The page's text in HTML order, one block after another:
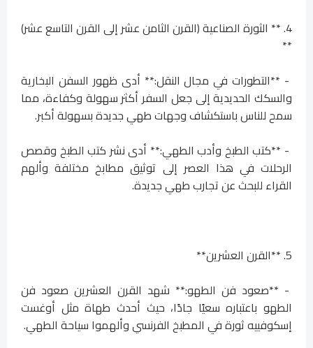
4. ** الثورة الصناعية (القرن الثامن عشر إلى القرن التاسع عشر)
**
- **التطورات في مجال النقل:** أدى ظهور السفن البخارية
والسكك الحديدية إلى جعل السفر أكثر سهولة وكفاءة، مما
سمح للناس باستكشاف وجهات طهي جديدة بسهولة أكبر.
- **كتب الطبخ وأدب الطهي:** أدى نشر كتب الطبخ وقصص
الرحلات في هذا العصر إلى توثيق مطابخ مختلفة وألهم
القراء للبحث عن تجارب طهي جديدة.
5. **القرن العشرين**
- **صعود فن الطهو:** شهد القرن العشرين صعود فن
الطهو باعتباره سعيًا جادًا، حيث أحدث طهاة مثل أوغست
إسكوفييه ثورة في المطبخ الفرنسي وألهموا سياحة الطهي.